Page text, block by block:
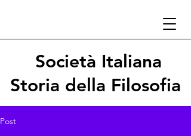
Società Italiana
Storia della Filosofia
Post